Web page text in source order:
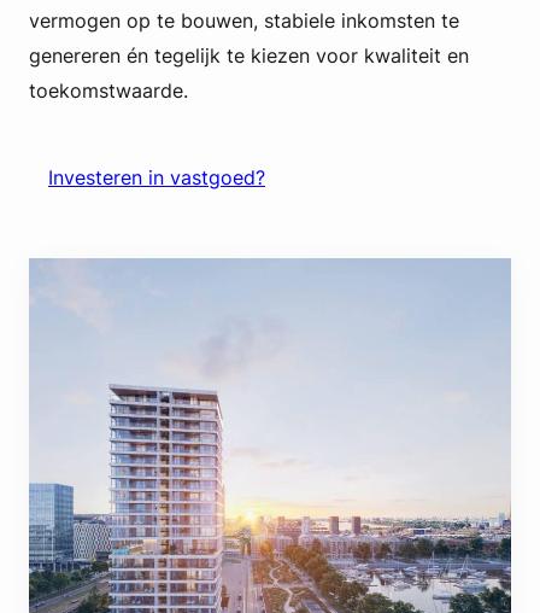
vermogen op te bouwen, stabiele inkomsten te
genereren én tegelijk te kiezen voor kwaliteit en
toekomstwaarde.
Investeren in vastgoed?